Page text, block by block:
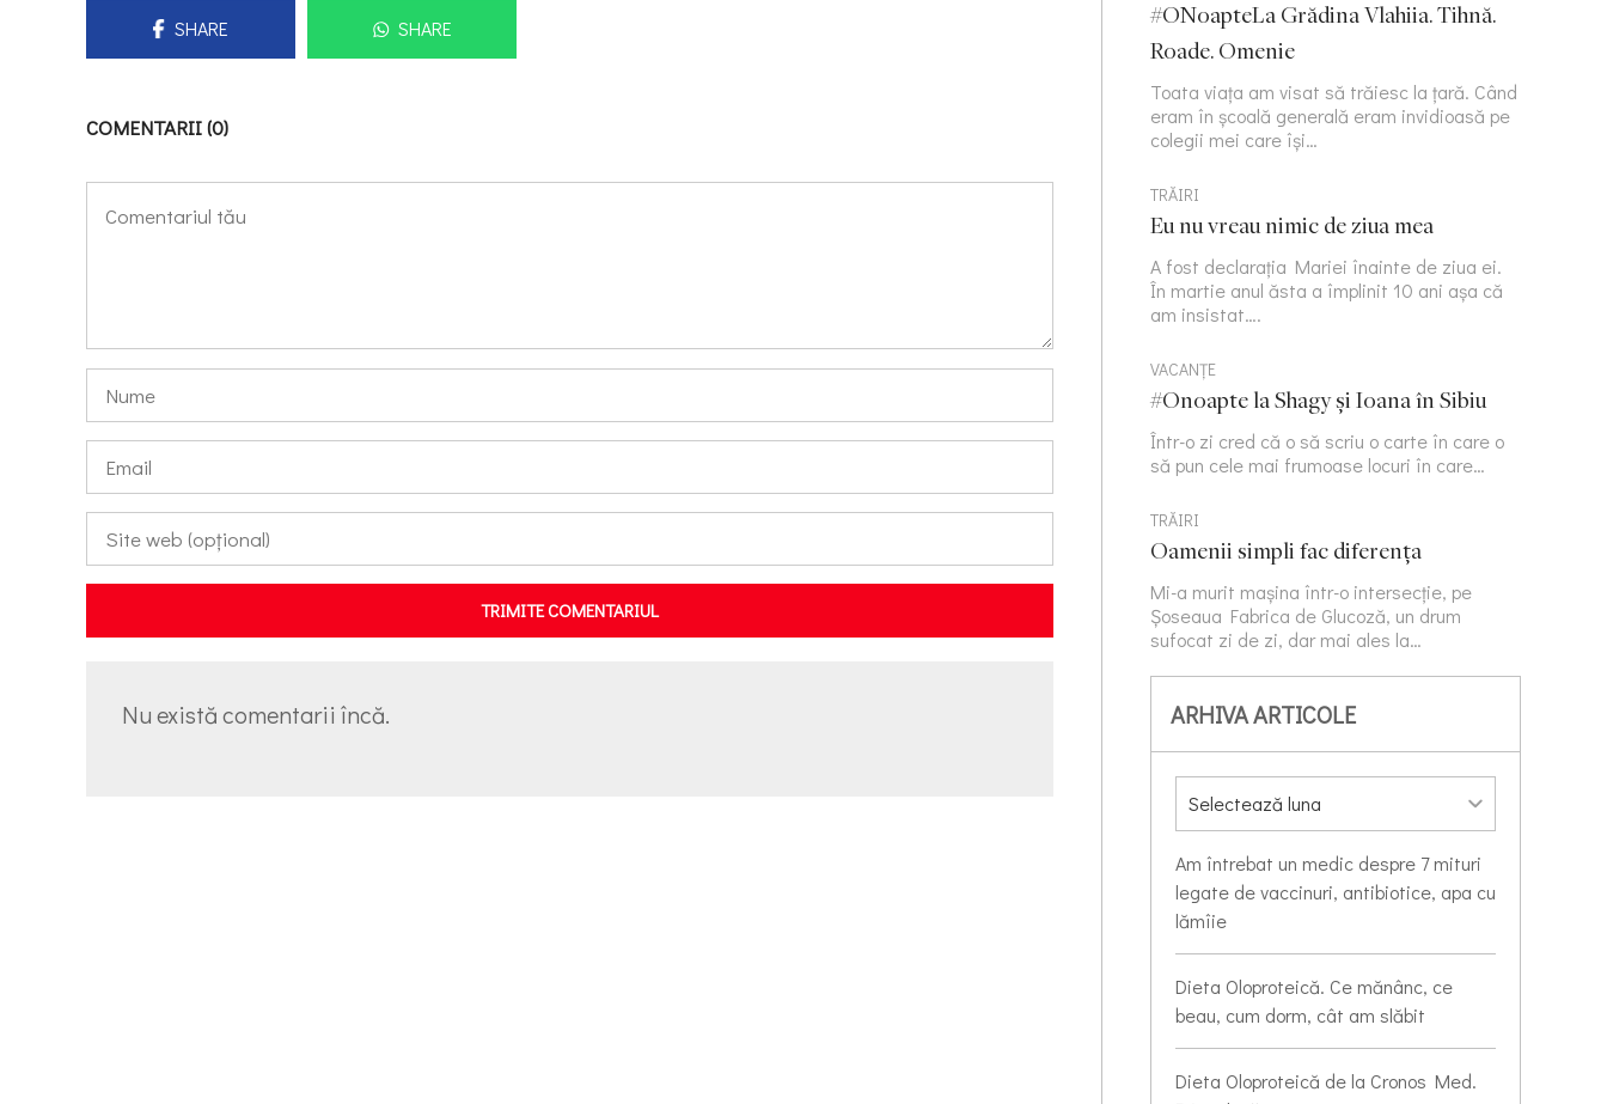
SHARE SHARE
COMENTARII (0)
TRIMITE COMENTARIUL
Nu există comentarii încă.
#ONoapteLa Grădina Vlahiia. Tihnă.
Roade. Omenie
Toata viața am visat să trăiesc la țară. Când
eram în școală generală eram invidioasă pe
colegii mei care își…
TRĂIRI
Eu nu vreau nimic de ziua mea
A fost declarația Mariei înainte de ziua ei.
În martie anul ăsta a împlinit 10 ani așa că
am insistat….
VACANȚE
#Onoapte la Shagy și Ioana în Sibiu
Într-o zi cred că o să scriu o carte în care o
să pun cele mai frumoase locuri în care…
TRĂIRI
Oamenii simpli fac diferența
Mi-a murit mașina într-o intersecție, pe
Șoseaua Fabrica de Glucoză, un drum
sufocat zi de zi, dar mai ales la…
ARHIVA ARTICOLE
Am întrebat un medic despre 7 mituri
legate de vaccinuri, antibiotice, apa cu
lămîie
Dieta Oloproteică. Ce mănânc, ce
beau, cum dorm, cât am slăbit
Dieta Oloproteică de la Cronos Med.